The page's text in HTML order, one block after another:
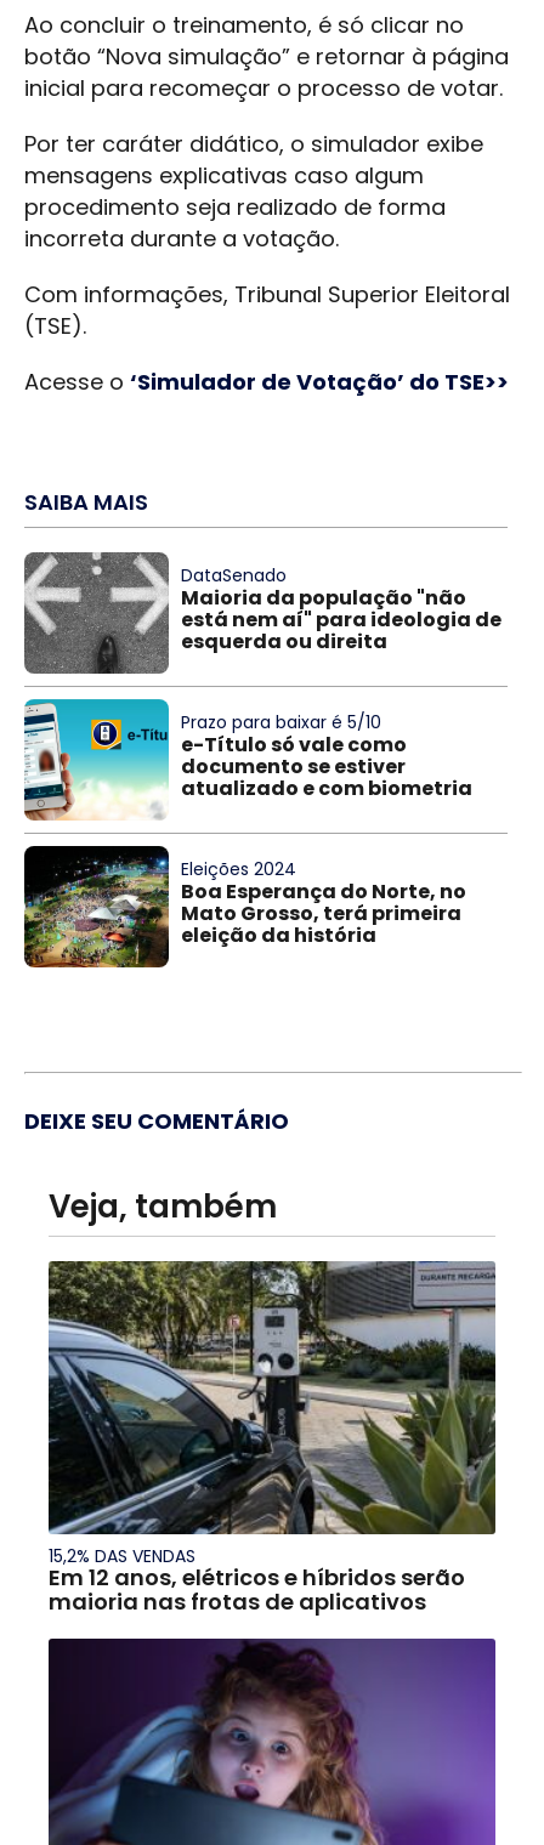
Ao concluir o treinamento, é só clicar no
botão “Nova simulação” e retornar à página
inicial para recomeçar o processo de votar.
Por ter caráter didático, o simulador exibe
mensagens explicativas caso algum
procedimento seja realizado de forma
incorreta durante a votação.
Com informações, Tribunal Superior Eleitoral
(TSE).
Acesse o ‘Simulador de Votação’ do TSE>>
SAIBA MAIS
DataSenado
Maioria da população "não
está nem aí" para ideologia de
esquerda ou direita
Prazo para baixar é 5/10
e-Título só vale como
documento se estiver
atualizado e com biometria
Eleições 2024
Boa Esperança do Norte, no
Mato Grosso, terá primeira
eleição da história
DEIXE SEU COMENTÁRIO
Veja, também
15,2% DAS VENDAS
Em 12 anos, elétricos e híbridos serão
maioria nas frotas de aplicativos